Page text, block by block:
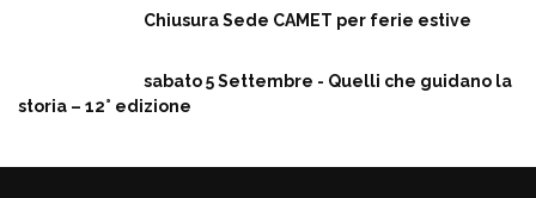
Chiusura Sede CAMET per ferie estive
sabato 5 Settembre - Quelli che guidano la
storia – 12° edizione